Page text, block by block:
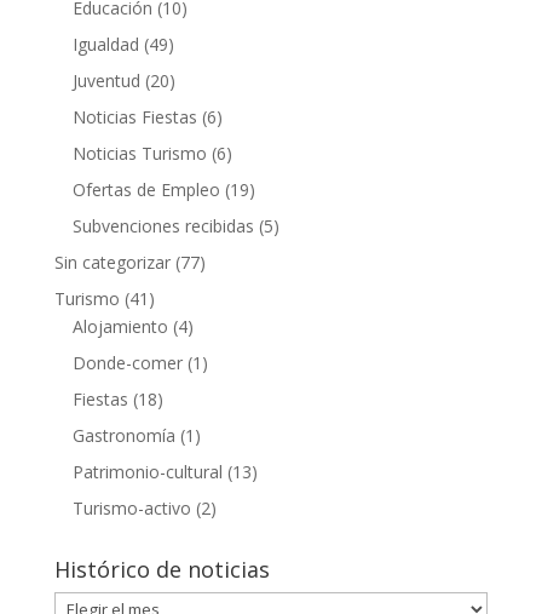
Educación (10)
Igualdad (49)
Juventud (20)
Noticias Fiestas (6)
Noticias Turismo (6)
Ofertas de Empleo (19)
Subvenciones recibidas (5)
Sin categorizar(77)
Turismo (41)
Alojamiento (4)
Donde-comer(1)
Fiestas (18)
Gastronomía (1)
Patrimonio-cultural (13)
Turismo-activo (2)
Histórico de noticias
Histórico